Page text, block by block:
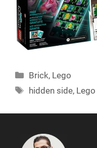
Categories
Brick, Lego
Tags
hidden side, Lego